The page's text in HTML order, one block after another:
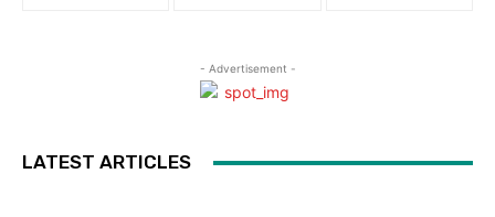
- Advertisement -
LATEST ARTICLES